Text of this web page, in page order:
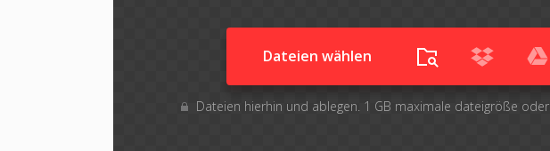
Dateien wählen
Dateien hierhin und ablegen. 1 GB maximale dateigröße oder